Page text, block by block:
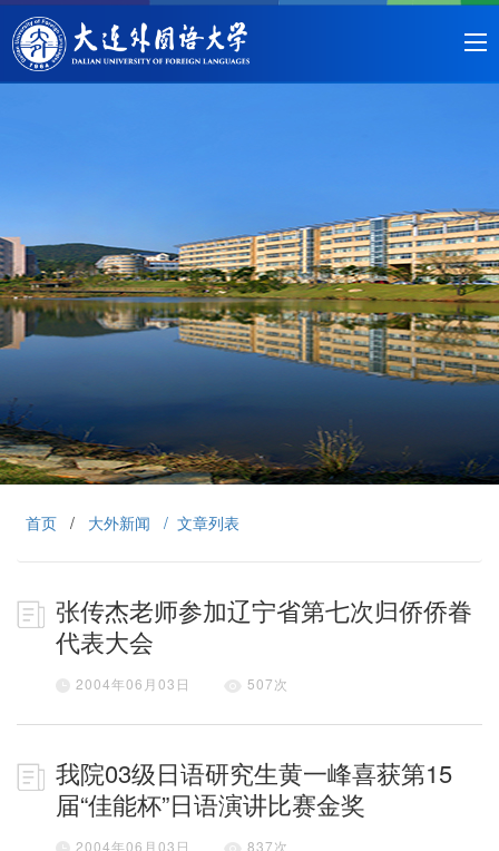
首页 / 大外新闻 / 文章列表
张传杰老师参加辽宁省第七次归侨侨眷
代表大会
2004年06月03日 507次
我院03级日语研究生黄一峰喜获第15
届“佳能杯”日语演讲比赛金奖
2004年06月03日 837次